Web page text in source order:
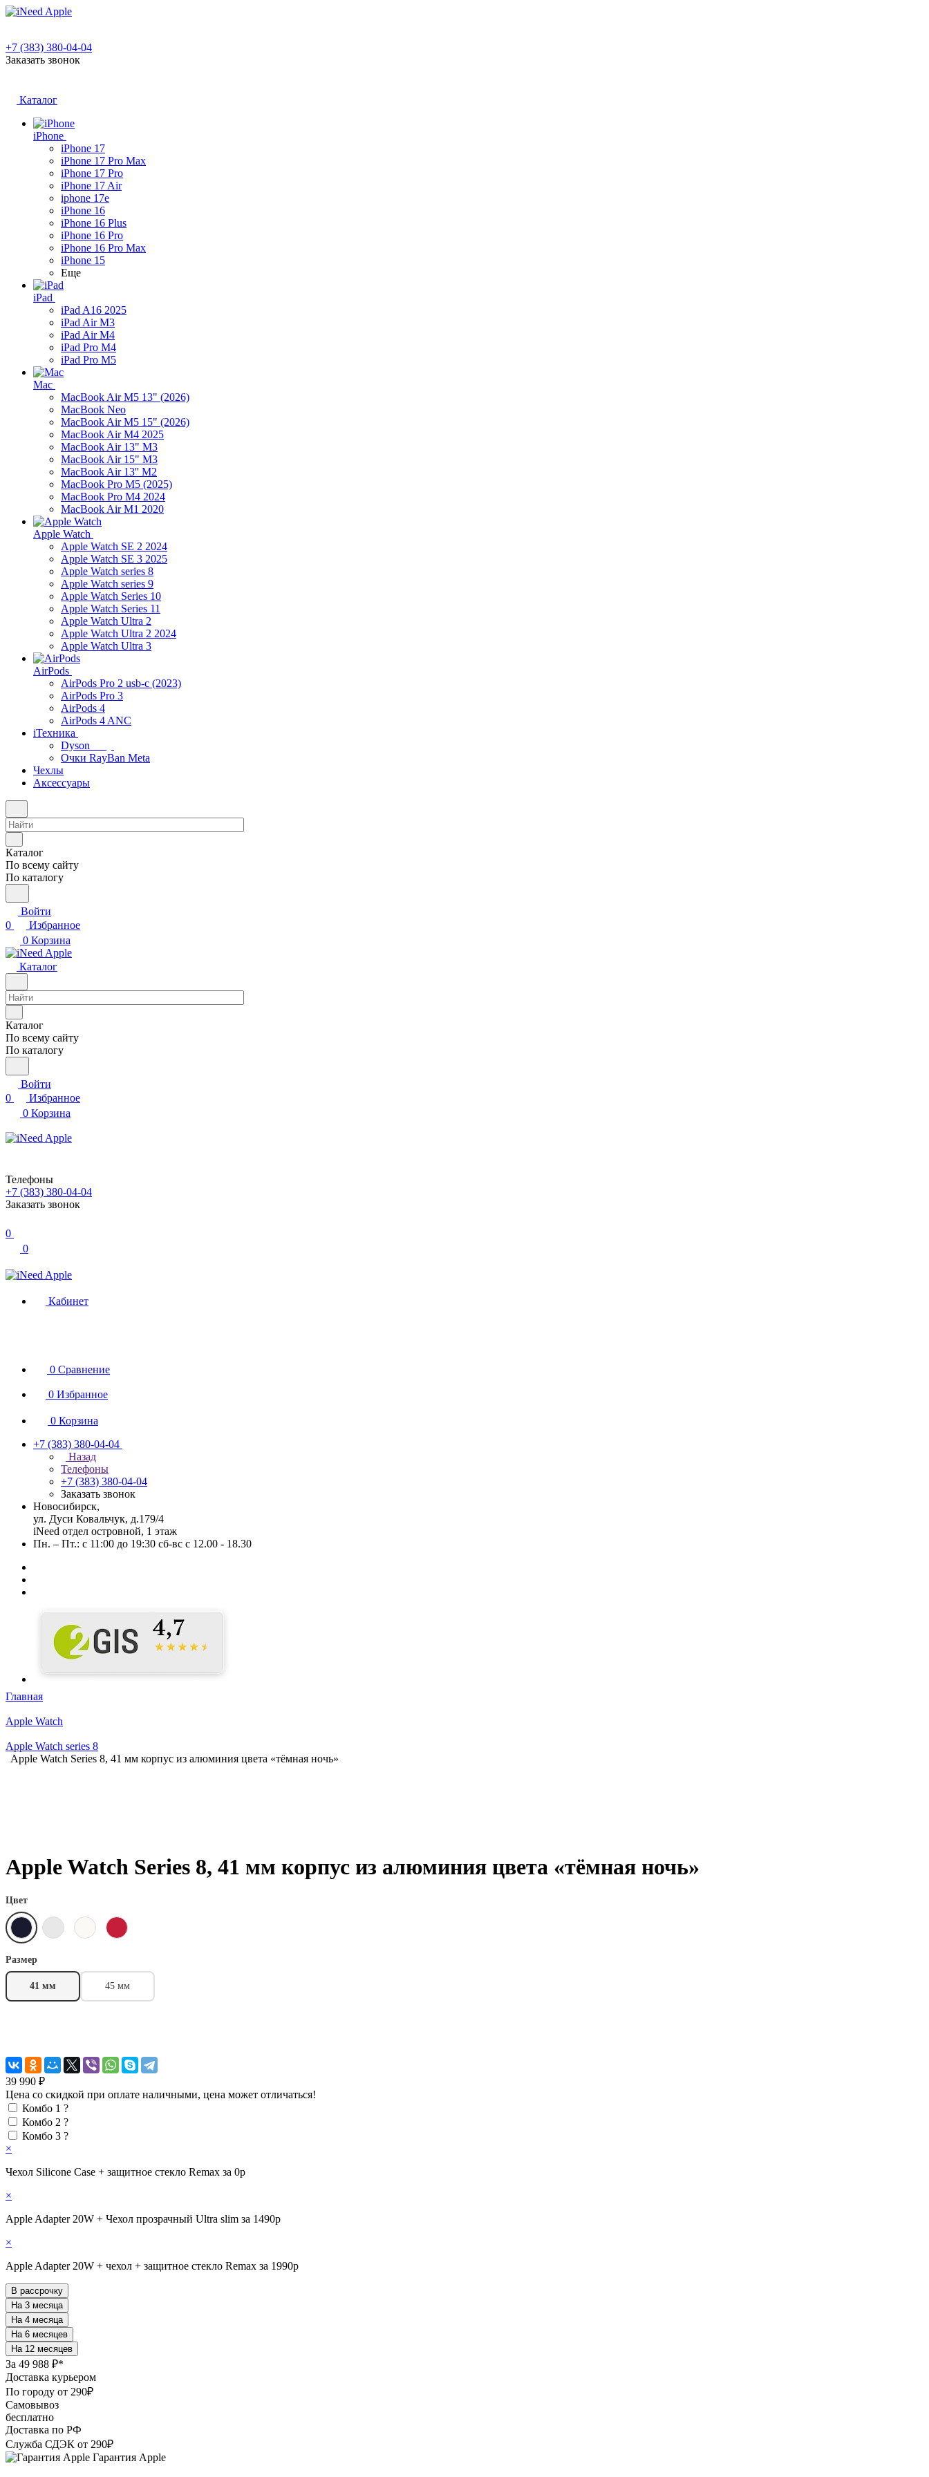
+7 (383) 380-04-04
Заказать звонок
Каталог
iPhone
iPhone 17
iPhone 17 Pro Max
iPhone 17 Pro
iPhone 17 Air
iphone 17e
iPhone 16
iPhone 16 Plus
iPhone 16 Pro
iPhone 16 Pro Max
iPhone 15
Еще
iPad
iPad A16 2025
iPad Air M3
iPad Air M4
iPad Pro M4
iPad Pro M5
Mac
MacBook Air M5 13" (2026)
MacBook Neo
MacBook Air M5 15" (2026)
MacBook Air M4 2025
MacBook Air 13" M3
MacBook Air 15" M3
MacBook Air 13'' M2
MacBook Pro M5 (2025)
MacBook Pro M4 2024
MacBook Air M1 2020
Apple Watch
Apple Watch SE 2 2024
Apple Watch SE 3 2025
Apple Watch series 8
Apple Watch series 9
Apple Watch Series 10
Apple Watch Series 11
Apple Watch Ultra 2
Apple Watch Ultra 2 2024
Apple Watch Ultra 3
AirPods
AirPods Pro 2 usb-c (2023)
AirPods Pro 3
AirPods 4
AirPods 4 ANC
iТехника
Dyson
Очки RayBan Meta
Чехлы
Аксессуары
Каталог
По всему сайту
По каталогу
Войти
0
Избранное
0 Корзина
Каталог
Каталог
По всему сайту
По каталогу
Войти
0
Избранное
0 Корзина
Телефоны
+7 (383) 380-04-04
Заказать звонок
0
0
Кабинет
0 Сравнение
0 Избранное
0 Корзина
+7 (383) 380-04-04
Назад
Телефоны
+7 (383) 380-04-04
Заказать звонок
Новосибирск,
ул. Дуси Ковальчук, д.179/4
iNeed отдел островной, 1 этаж
Пн. – Пт.: с 11:00 до 19:30 сб-вс с 12.00 - 18.30
Главная
Apple Watch
Apple Watch series 8
Apple Watch Series 8, 41 мм корпус из алюминия цвета «тёмная ночь»
Apple Watch Series 8, 41 мм корпус из алюминия цвета «тёмная ночь»
Цвет
Размер
41 мм 45 мм
39 990 ₽
Цена со скидкой при оплате наличными, цена может отличаться!
Комбо 1 ?
Комбо 2 ?
Комбо 3 ?
×
Чехол Silicone Case + защитное стекло Remax за 0р
×
Apple Adapter 20W + Чехол прозрачный Ultra slim за 1490р
×
Apple Adapter 20W + чехол + защитное стекло Remax за 1990р
В рассрочку
За 49 988 ₽*
Доставка курьером
По городу от 290₽
Самовывоз
бесплатно
Доставка по РФ
Служба СДЭК от 290₽
Гарантия Apple